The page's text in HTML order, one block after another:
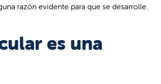
razón evidente para que se desarrolle.
es una